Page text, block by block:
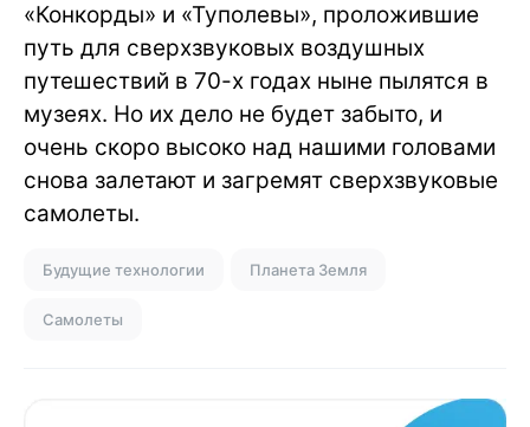
«Конкорды» и «Туполевы», проложившие
путь для сверхзвуковых воздушных
путешествий в 70-х годах ныне пылятся в
музеях. Но их дело не будет забыто, и
очень скоро высоко над нашими головами
снова залетают и загремят сверхзвуковые
самолеты.
Будущие технологии Планета Земля
Самолеты